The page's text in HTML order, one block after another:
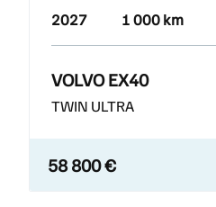
2027 1 000 km
VOLVO EX40
TWIN ULTRA
58 800 €